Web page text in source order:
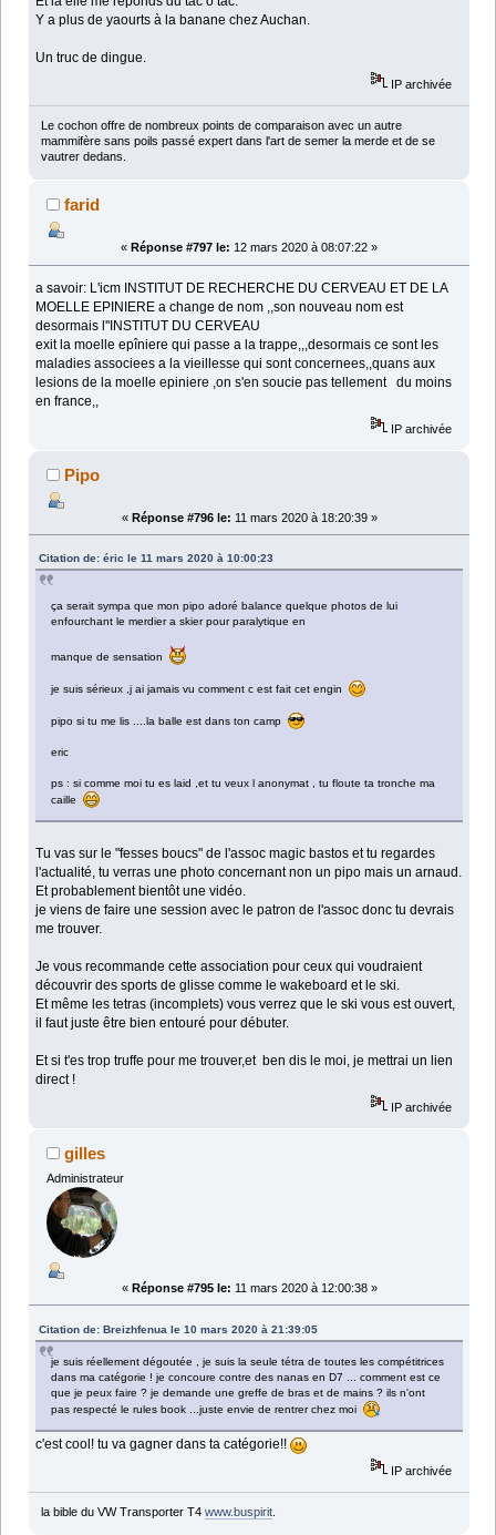
Y a plus de yaourts à la banane chez Auchan.
Un truc de dingue.
IP archivée
Le cochon offre de nombreux points de comparaison avec un autre
mammifère sans poils passé expert dans l'art de semer la merde et de se
vautrer dedans.
farid
« Réponse #797 le: 12 mars 2020 à 08:07:22 »
a savoir: L'icm INSTITUT DE RECHERCHE DU CERVEAU ET DE LA
MOELLE EPINIERE a change de nom ,,son nouveau nom est
desormais l''INSTITUT DU CERVEAU
exit la moelle epîniere qui passe a la trappe,,,desormais ce sont les
maladies associees a la vieillesse qui sont concernees,,quans aux
lesions de la moelle epiniere ,on s'en soucie pas tellement du moins
en france,,
IP archivée
Pipo
« Réponse #796 le: 11 mars 2020 à 18:20:39 »
Citation de: éric le 11 mars 2020 à 10:00:23
ça serait sympa que mon pipo adoré balance quelque photos de lui
enfourchant le merdier a skier pour paralytique en
manque de sensation
je suis sérieux ,j ai jamais vu comment c est fait cet engin
pipo si tu me lis ....la balle est dans ton camp
eric
ps : si comme moi tu es laid ,et tu veux l anonymat , tu floute ta tronche ma
caille
Tu vas sur le "fesses boucs" de l'assoc magic bastos et tu regardes
l'actualité, tu verras une photo concernant non un pipo mais un arnaud.
Et probablement bientôt une vidéo.
je viens de faire une session avec le patron de l'assoc donc tu devrais
me trouver.
Je vous recommande cette association pour ceux qui voudraient
découvrir des sports de glisse comme le wakeboard et le ski.
Et même les tetras (incomplets) vous verrez que le ski vous est ouvert,
il faut juste être bien entouré pour débuter.
Et si t'es trop truffe pour me trouver,et ben dis le moi, je mettrai un lien
direct !
IP archivée
gilles
Administrateur
« Réponse #795 le: 11 mars 2020 à 12:00:38 »
Citation de: Breizhfenua le 10 mars 2020 à 21:39:05
je suis réellement dégoutée , je suis la seule tétra de toutes les compétitrices
dans ma catégorie ! je concoure contre des nanas en D7 ... comment est ce
que je peux faire ? je demande une greffe de bras et de mains ? ils n'ont
pas respecté le rules book ...juste envie de rentrer chez moi
c'est cool! tu va gagner dans ta catégorie!!
IP archivée
la bible du VW Transporter T4 www.buspirit.